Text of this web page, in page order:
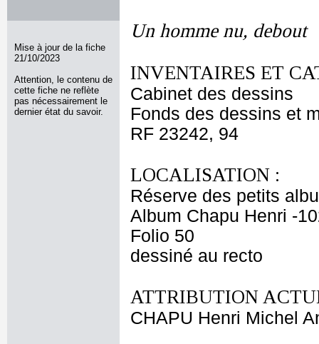
Mise à jour de la fiche
21/10/2023
Attention, le contenu de
cette fiche ne reflète
pas nécessairement le
dernier état du savoir.
Un homme nu, debout
INVENTAIRES ET
Cabinet des dessins
Fonds des dessins et
RF 23242, 94
LOCALISATION :
Réserve des petits
Album Chapu Henri -
Folio 50
dessiné au recto
ATTRIBUTION
CHAPU Henri Michel